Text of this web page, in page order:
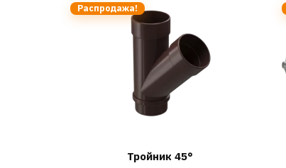
Распродажа!
Тройник 45°